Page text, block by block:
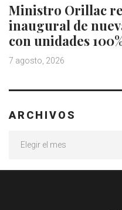
Ministro Orillac
inaugural de
con unidades
7 agosto, 2026
ARCHIVOS